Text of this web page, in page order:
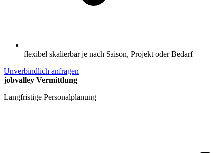
flexibel skalierbar je nach Saison, Projekt oder Bedarf
Unverbindlich anfragen
jobvalley Vermittlung
Langfristige Personalplanung